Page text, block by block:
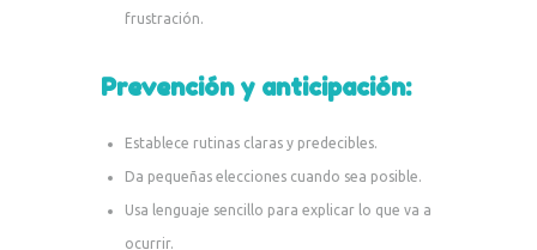
frustración.
Prevención y anticipación:
Establece rutinas claras y predecibles.
Da pequeñas elecciones cuando sea posible.
Usa lenguaje sencillo para explicar lo que va a
ocurrir.